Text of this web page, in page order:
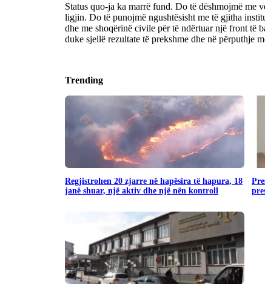
Status quo-ja ka marrë fund. Do të dëshmojmë me
ligjin. Do të punojmë ngushtësisht me të gjitha
dhe me shoqërinë civile për të ndërtuar një front të
duke sjellë rezultate të prekshme dhe në përputhje
Trending
Regjistrohen 20 zjarre në hapësira të hapura, 18
janë shuar, një aktiv dhe një nën kontroll